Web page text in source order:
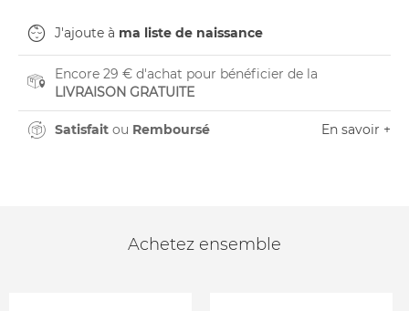
J'ajoute à ma liste de naissance
Encore 29 € d'achat pour bénéficier de la
LIVRAISON GRATUITE
Satisfait ou Remboursé En savoir +
Achetez ensemble